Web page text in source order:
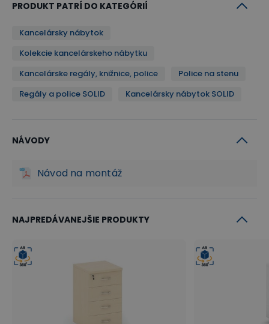
ABS hranou 2 mm. Kovové držadlá skriniek a
kontejnerov sú z lešteného hliníka.
polica s nosnosťou až 15 kg pri rovnomernom zaťažení
Inšpirujte sa našimi návrhmi
Inšpirujte sa návrhmi interiérov z radu
PRODUKT PATRÍ DO KATEGÓRIÍ
Kancelársky nábytok
Kolekcie kancelárskeho nábytku
Kancelárske regály, knižnice, police
Police na stenu
Regály a police SOLID
Kancelársky nábytok SOLID
NÁVODY
Návod na montáž
NAJPREDÁVANEJŠIE PRODUKTY